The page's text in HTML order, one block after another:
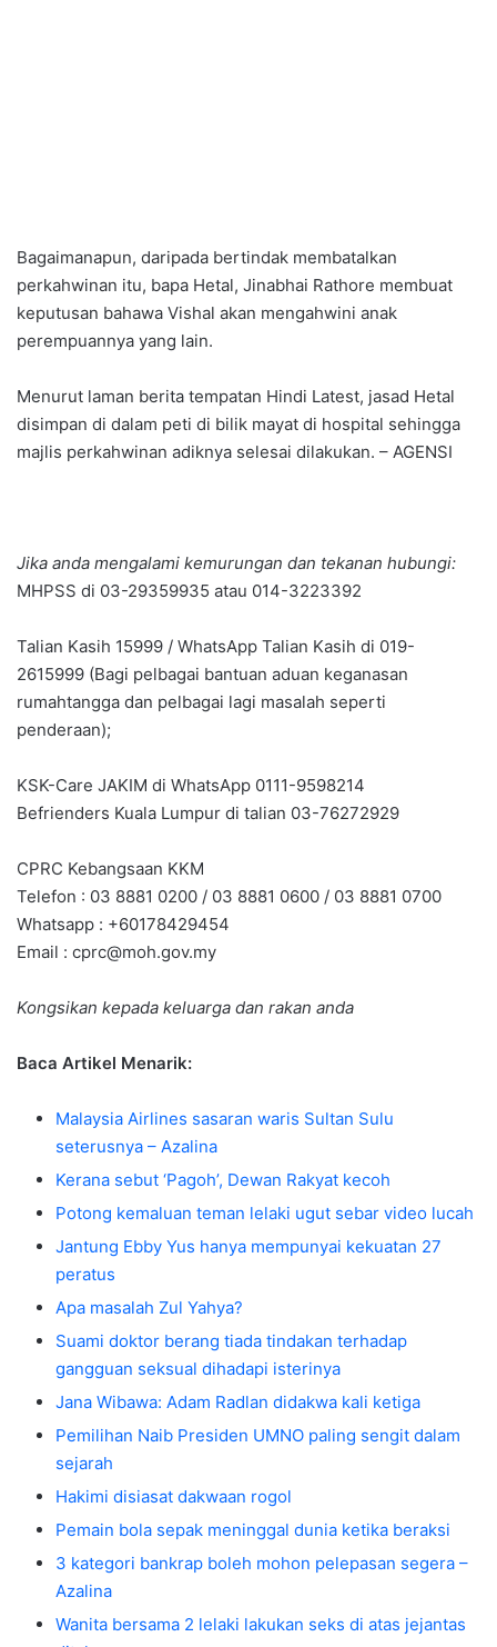
Bagaimanapun, daripada bertindak membatalkan
perkahwinan itu, bapa Hetal, Jinabhai Rathore membuat
keputusan bahawa Vishal akan mengahwini anak
perempuannya yang lain.
Menurut laman berita tempatan Hindi Latest, jasad Hetal
disimpan di dalam peti di bilik mayat di hospital sehingga
majlis perkahwinan adiknya selesai dilakukan. – AGENSI
Jika anda mengalami kemurungan dan tekanan hubungi:
MHPSS di 03-29359935 atau 014-3223392
Talian Kasih 15999 / WhatsApp Talian Kasih di 019-
2615999 (Bagi pelbagai bantuan aduan keganasan
rumahtangga dan pelbagai lagi masalah seperti
penderaan);
KSK-Care JAKIM di WhatsApp 0111-9598214
Befrienders Kuala Lumpur di talian 03-76272929
CPRC Kebangsaan KKM
Telefon : 03 8881 0200 / 03 8881 0600 / 03 8881 0700
Whatsapp : +60178429454
Email : cprc@moh.gov.my
Kongsikan kepada keluarga dan rakan anda
Baca Artikel Menarik:
Malaysia Airlines sasaran waris Sultan Sulu
seterusnya – Azalina
Kerana sebut ‘Pagoh’, Dewan Rakyat kecoh
Potong kemaluan teman lelaki ugut sebar video lucah
Jantung Ebby Yus hanya mempunyai kekuatan 27
peratus
Apa masalah Zul Yahya?
Suami doktor berang tiada tindakan terhadap
gangguan seksual dihadapi isterinya
Jana Wibawa: Adam Radlan didakwa kali ketiga
Pemilihan Naib Presiden UMNO paling sengit dalam
sejarah
Hakimi disiasat dakwaan rogol
Pemain bola sepak meninggal dunia ketika beraksi
3 kategori bankrap boleh mohon pelepasan segera –
Azalina
Wanita bersama 2 lelaki lakukan seks di atas jejantas